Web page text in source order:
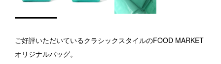
ご好評いただいているクラシックスタイルのFOOD MARKET
オリジナルバッグ。